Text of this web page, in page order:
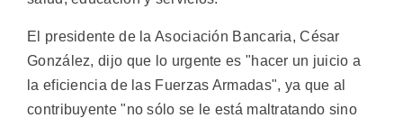
El presidente de la Asociación Bancaria, César
González, dijo que lo urgente es "hacer un juicio a
la eficiencia de las Fuerzas Armadas", ya que al
contribuyente "no sólo se le está maltratando sino